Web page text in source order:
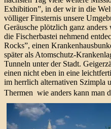
Exhibition”, in der wir in die
völliger Finsternis unsere
Geräusche plötzlich ganz
die Fischerbastei nehmend
Rocks”, einen
später als Atomschutz-
Tunneln unter der Stadt.
einen nicht eben in eine
im herrlich alternativen Szimpla
Thermen  wie anders kann man